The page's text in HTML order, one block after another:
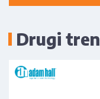
Drugi